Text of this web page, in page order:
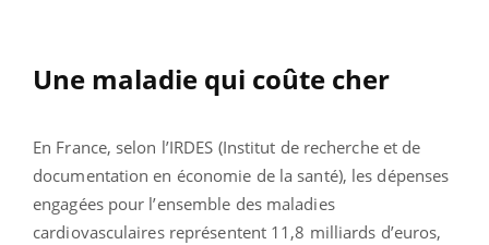
Une maladie qui coûte cher
En France, selon l’IRDES (Institut de recherche et de
documentation en économie de la santé), les dépenses
engagées pour l’ensemble des maladies
cardiovasculaires représentent 11,8 milliards d’euros,